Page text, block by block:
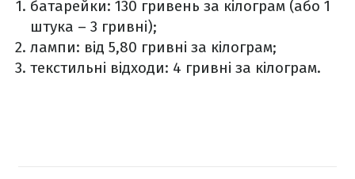
батарейки: 130 гривень за кілограм (або 1
штука – 3 гривні);
лампи: від 5,80 гривні за кілограм;
текстильні відходи: 4 гривні за кілограм.